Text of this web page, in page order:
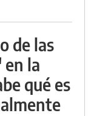
de las
en la
qué es